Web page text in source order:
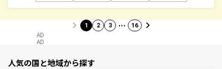
1 2 3 … 16
AD
AD
人気の国と地域から探す